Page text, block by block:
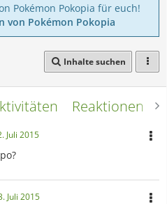
Pokémon Pokopia für euch!
von Pokémon Pokopia
Inhalte suchen
Reaktionen
Juli 2015
Juli 2015